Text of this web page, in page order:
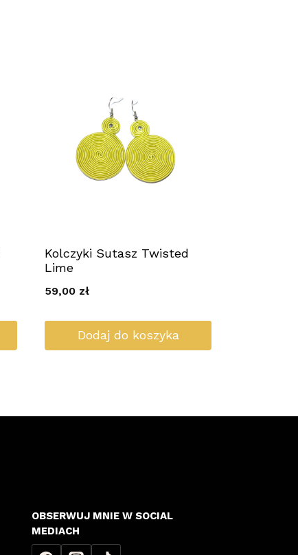
Kolczyki Sutasz Twisted
Lime
59,00 zł
Dodaj do koszyka
OBSERWUJ MNIE W SOCIAL
MEDIACH